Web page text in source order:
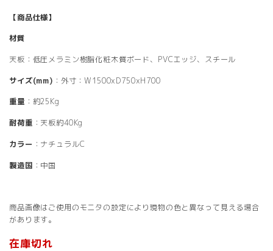
【商品仕様】
材質
天板：低圧メラミン樹脂化粧木質ボード、PVCエッジ、スチール
サイズ(mm) ：外寸：W1500xD750xH700
重量 ：約25Kg
耐荷重 ：天板約40Kg
カラー ：ナチュラルC
製造国 ：中国
商品画像はご使用のモニタの設定により現物の色と異なって見える場合
があります。
在庫切れ